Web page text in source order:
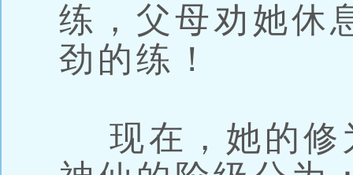
练，父母劝她休
劲的练！
现在，她的修